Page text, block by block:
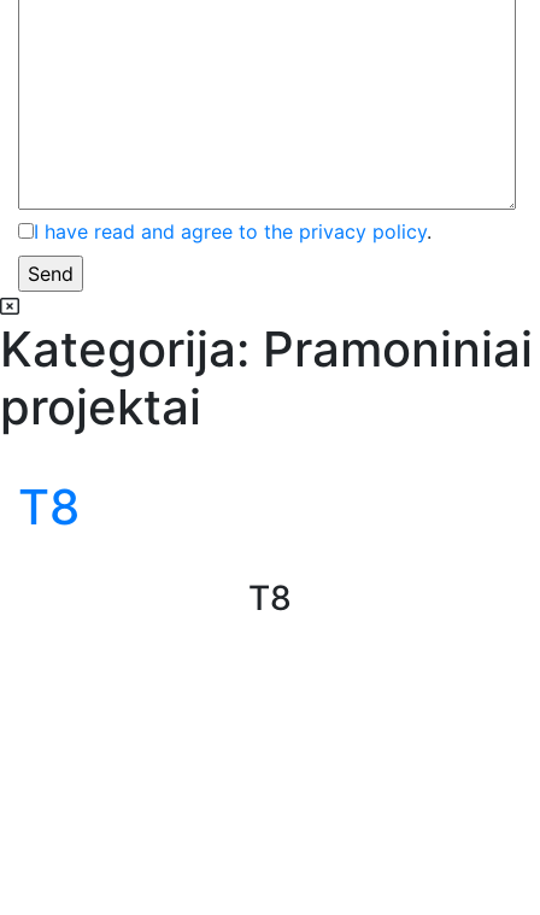
I have read and agree to the privacy policy.
Kategorija: Pramoniniai
projektai
T8
T8